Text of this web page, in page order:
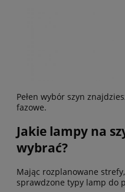
Pełen wybór szyn
fazowe.
Jakie lampy na
wybrać?
Mając rozplanowane
sprawdzone typy lamp do